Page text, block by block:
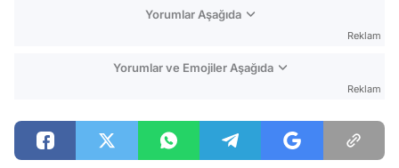
Yorumlar Aşağıda
Reklam
Yorumlar ve Emojiler Aşağıda
Reklam